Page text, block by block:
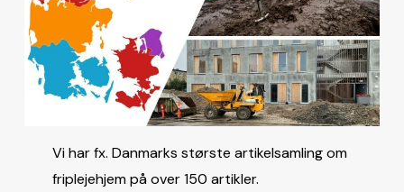
Vi har fx. Danmarks største artikelsamling om
friplejehjem på over 150 artikler.